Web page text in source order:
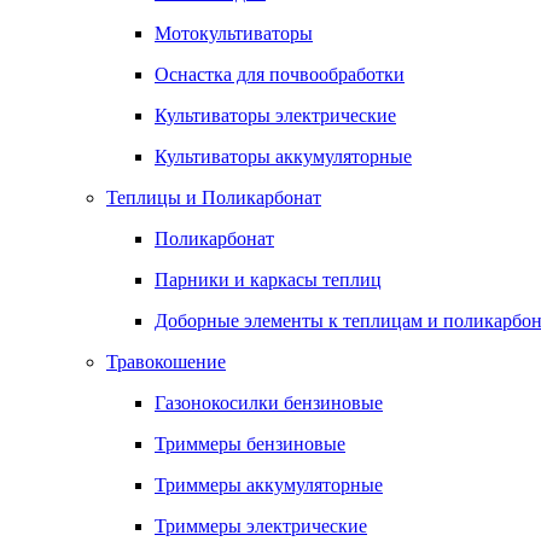
Мотокультиваторы
Оснастка для почвообработки
Культиваторы электрические
Культиваторы аккумуляторные
Теплицы и Поликарбонат
Поликарбонат
Парники и каркасы теплиц
Доборные элементы к теплицам и
Травокошение
Газонокосилки бензиновые
Триммеры бензиновые
Триммеры аккумуляторные
Триммеры электрические